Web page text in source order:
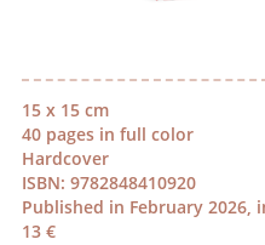
15 x 15 cm
40 pages in full color
Hardcover
ISBN: 9782848410920
Published in February 2026,
13 €